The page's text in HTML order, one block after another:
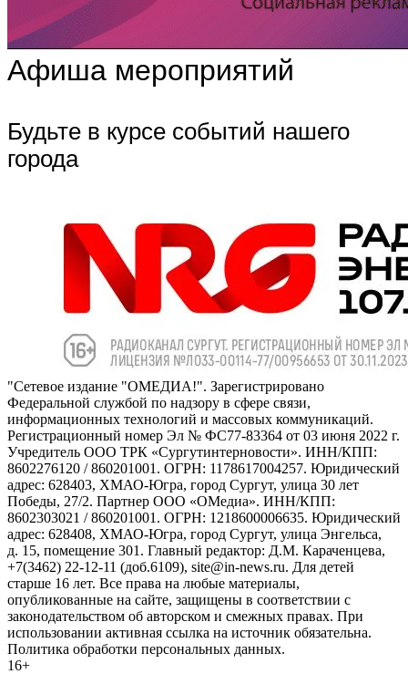
Афиша мероприятий
Будьте в курсе событий нашего
города
"Сетевое издание "ОМЕДИА!". Зарегистрировано
Федеральной службой по надзору в сфере связи,
информационных технологий и массовых коммуникаций.
Регистрационный номер Эл № ФС77-83364 от 03 июня 2022 г.
Учредитель ООО ТРК «Сургутинтерновости». ИНН/КПП:
8602276120 / 860201001. ОГРН: 1178617004257. Юридический
адрес: 628403, ХМАО-Югра, город Сургут, улица 30 лет
Победы, 27/2. Партнер ООО «ОМедиа». ИНН/КПП:
8602303021 / 860201001. ОГРН: 1218600006635. Юридический
адрес: 628408, ХМАО-Югра, город Сургут, улица Энгельса,
д. 15, помещение 301. Главный редактор: Д.М. Караченцева,
+7(3462) 22-12-11 (доб.6109), site@in-news.ru. Для детей
старше 16 лет. Все права на любые материалы,
опубликованные на сайте, защищены в соответствии с
законодательством об авторском и смежных правах. При
использовании активная ссылка на источник обязательна.
Политика обработки персональных данных.
16+